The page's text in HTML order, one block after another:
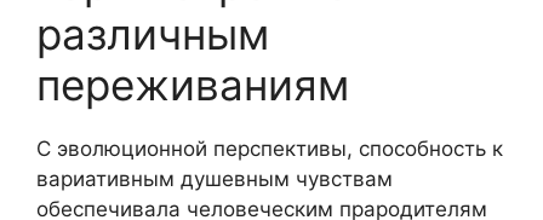
различным
переживаниям
С эволюционной перспективы, способность к
вариативным душевным чувствам
обеспечивала человеческим прародителям